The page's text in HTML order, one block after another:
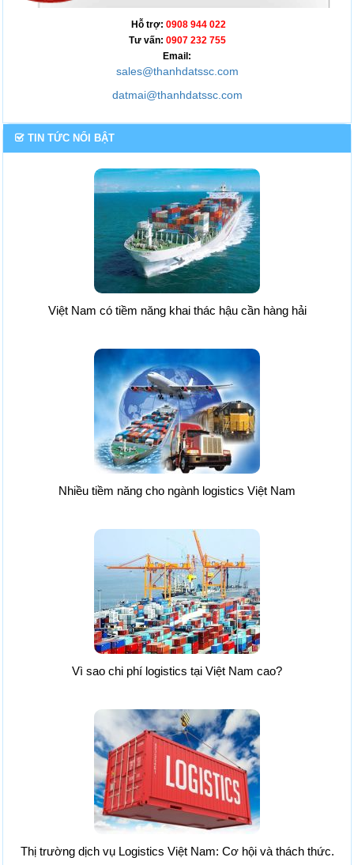
Hỗ trợ: 0908 944 022
Tư vấn: 0907 232 755
Email:
sales@thanhdatssc.com
datmai@thanhdatssc.com
TIN TỨC NỔI BẬT
Việt Nam có tiềm năng khai thác hậu cần hàng hải
Nhiều tiềm năng cho ngành logistics Việt Nam
Vì sao chi phí logistics tại Việt Nam cao?
Thị trường dịch vụ Logistics Việt Nam: Cơ hội và thách thức.